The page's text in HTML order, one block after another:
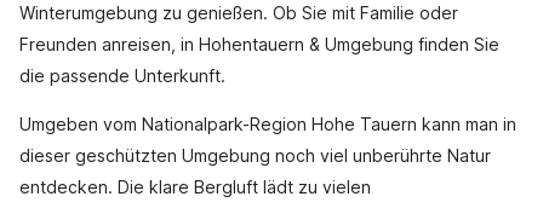
Winterumgebung zu genießen. Ob Sie mit Familie oder
Freunden anreisen, in Hohentauern & Umgebung finden Sie
die passende Unterkunft.
Umgeben vom Nationalpark-Region Hohe Tauern kann man in
dieser geschützten Umgebung noch viel unberührte Natur
entdecken. Die klare Bergluft lädt zu vielen